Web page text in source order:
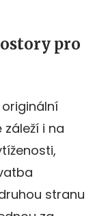
pro
i na
stranu